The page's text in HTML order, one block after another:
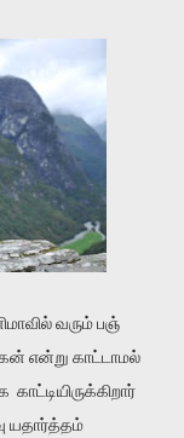
வரும் பஞ்
என்று காட்டாமல்
யதார்த்தம்